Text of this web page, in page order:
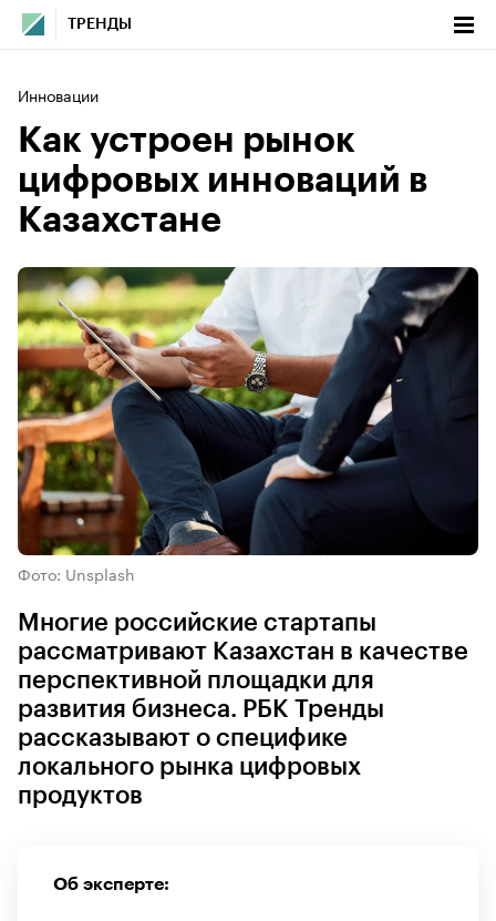
ТРЕНДЫ
Инновации
Как устроен рынок
цифровых инноваций в
Казахстане
Фото: Unsplash
Многие российские стартапы
рассматривают Казахстан в качестве
перспективной площадки для
развития бизнеса. РБК Тренды
рассказывают о специфике
локального рынка цифровых
продуктов
Об эксперте: